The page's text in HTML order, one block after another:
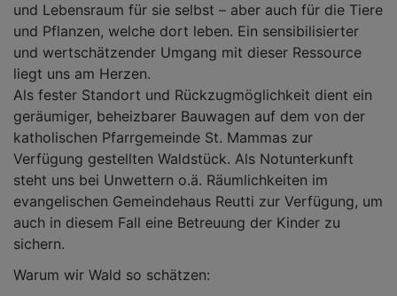
und Lebensraum für sie selbst – aber auch für die Tiere
und Pflanzen, welche dort leben. Ein sensibilisierter
und wertschätzender Umgang mit dieser Ressource
liegt uns am Herzen.
Als fester Standort und Rückzugmöglichkeit dient ein
geräumiger, beheizbarer Bauwagen auf dem von der
katholischen Pfarrgemeinde St. Mammas zur
Verfügung gestellten Waldstück. Als Notunterkunft
steht uns bei Unwettern o.ä. Räumlichkeiten im
evangelischen Gemeindehaus Reutti zur Verfügung, um
auch in diesem Fall eine Betreuung der Kinder zu
sichern.
Warum wir Wald so schätzen: